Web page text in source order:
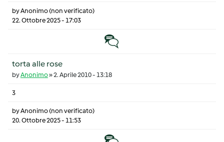
byAnonimo (non verificato)
22. Ottobre 2025 - 17:03
Discussione normale
torta alle rose
byAnonimo»2. Aprile 2010 - 13:18
3
byAnonimo (non verificato)
20. Ottobre 2025 - 11:53
Discussione normale